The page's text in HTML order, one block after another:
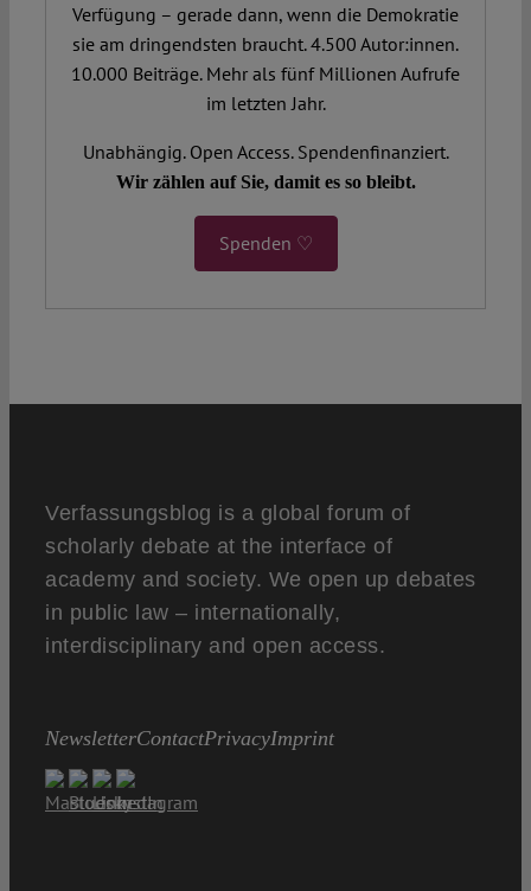
Verfügung – gerade dann, wenn die Demokratie
sie am dringendsten braucht. 4.500 Autor:innen.
10.000 Beiträge. Mehr als fünf Millionen Aufrufe
im letzten Jahr.
Unabhängig. Open Access. Spendenfinanziert.
Wir zählen auf Sie, damit es so bleibt.
Spenden ♡
Verfassungsblog is a global forum of
scholarly debate at the interface of
academy and society. We open up debates
in public law – internationally,
interdisciplinary and open access.
NewsletterContactPrivacyImprint